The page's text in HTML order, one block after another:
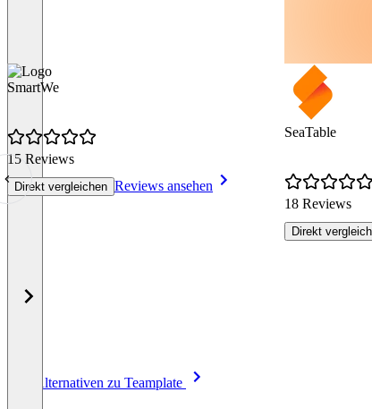
SmartWe
15 Reviews
Direkt vergleichen Reviews ansehen
SeaTable
18 Reviews
Direkt
Alle Alternativen zu Teamplate